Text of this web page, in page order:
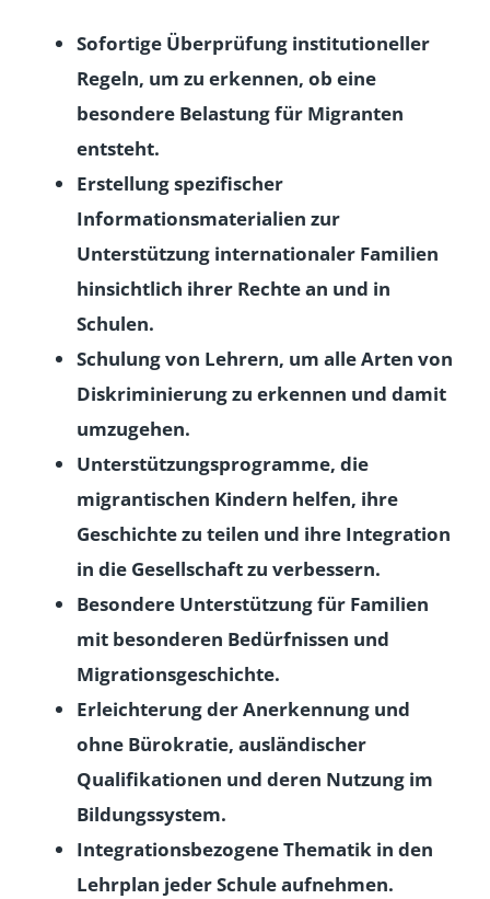
Sofortige Überprüfung institutioneller
Regeln, um zu erkennen, ob eine
besondere Belastung für Migranten
entsteht.
Erstellung spezifischer
Informationsmaterialien zur
Unterstützung internationaler Familien
hinsichtlich ihrer Rechte an und in
Schulen.
Schulung von Lehrern, um alle Arten von
Diskriminierung zu erkennen und damit
umzugehen.
Unterstützungsprogramme, die
migrantischen Kindern helfen, ihre
Geschichte zu teilen und ihre Integration
in die Gesellschaft zu verbessern.
Besondere Unterstützung für Familien
mit besonderen Bedürfnissen und
Migrationsgeschichte.
Erleichterung der Anerkennung und
ohne Bürokratie, ausländischer
Qualifikationen und deren Nutzung im
Bildungssystem.
Integrationsbezogene Thematik in den
Lehrplan jeder Schule aufnehmen.